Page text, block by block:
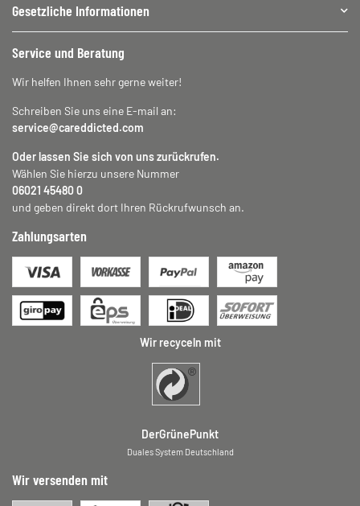
Gesetzliche Informationen
Service und Beratung
Wir helfen Ihnen sehr gerne weiter!
Schreiben Sie uns eine E-mail an:
service@careddicted.com
Oder lassen Sie sich von uns zurückrufen.
Wählen Sie hierzu unsere Nummer
06021 45480 0
und geben direkt dort Ihren Rückrufwunsch an.
Zahlungsarten
Wir recyceln mit
DerGrünePunkt
Duales System Deutschland
Wir versenden mit